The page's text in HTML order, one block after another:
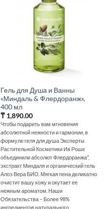
Гель для Душа и Ванны
«Миндаль & Флердоранж»,
400 мл
₸1,890.00
Чтобы подарить вам мгновения
абсолютной нежности и гармонии, в
формуле геля для душа Эксперты
Растительной Косметики Ив Роше
объединили абсолют Флердоранжа*,
экстракт Миндаля и органический гель
Алоэ Вера БИО. Мягкая пена деликатно
очистит вашу кожу и окутает ее
нежным ароматом. Наши
Обязательства – Более 98%
ингредиентов натурального